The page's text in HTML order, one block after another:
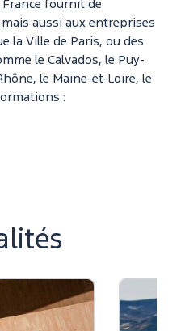
France fournit de
aussi aux entreprises
la Ville de Paris, ou des
le Calvados, le Puy-
le Maine-et-Loire, le
: